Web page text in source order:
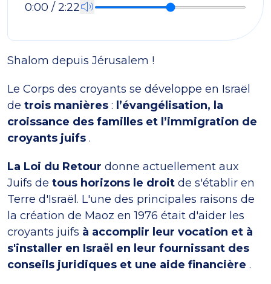
0:00 / 2:22
Shalom depuis Jérusalem !
Le Corps des croyants se développe en Israël
de trois manières : l’évangélisation, la
croissance des familles et l’immigration de
croyants juifs .
La Loi du Retour donne actuellement aux
Juifs de tous horizons le droit de s'établir en
Terre d'Israël. L'une des principales raisons de
la création de Maoz en 1976 était d'aider les
croyants juifs à accomplir leur vocation et à
s'installer en Israël en leur fournissant des
conseils juridiques et une aide financière .